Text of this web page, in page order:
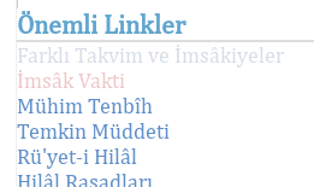
Önemli Linkler
Farklı Takvim ve İmsâkiyeler
İmsâk Vakti
Mühim Tenbîh
Temkin Müddeti
Rü'yet-i Hilâl
Hilâl Rasadları